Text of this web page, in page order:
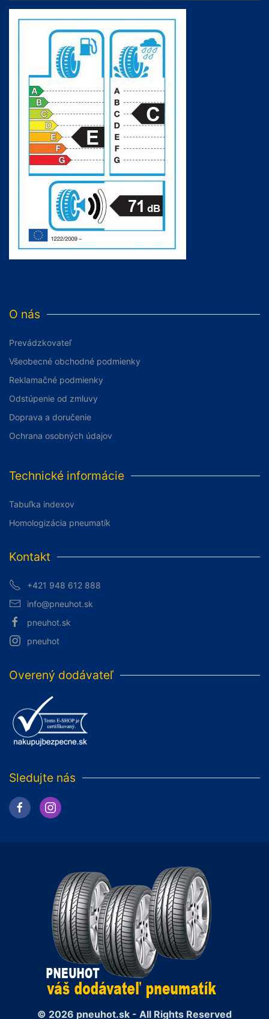
O nás
Prevádzkovateľ
Všeobecné obchodné podmienky
Reklamačné podmienky
Odstúpenie od zmluvy
Doprava a doručenie
Ochrana osobných údajov
Technické informácie
Tabuľka indexov
Homologizácia pneumatík
Kontakt
+421 948 612 888
info@pneuhot.sk
pneuhot.sk
pneuhot
Overený dodávateľ
Sledujte nás
© 2026 pneuhot.sk - All Rights Reserved